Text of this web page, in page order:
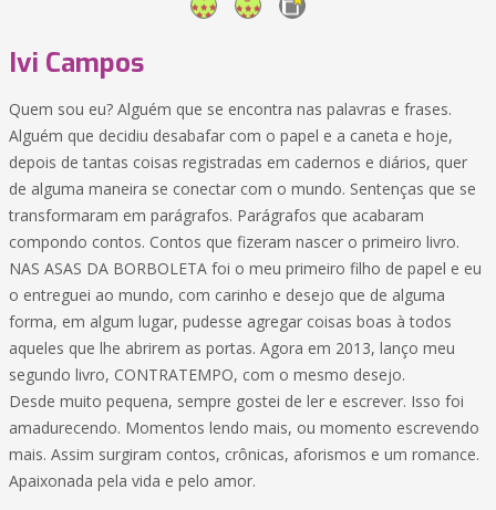
Ivi Campos
Quem sou eu? Alguém que se encontra nas palavras e frases.
Alguém que decidiu desabafar com o papel e a caneta e hoje,
depois de tantas coisas registradas em cadernos e diários, quer
de alguma maneira se conectar com o mundo. Sentenças que se
transformaram em parágrafos. Parágrafos que acabaram
compondo contos. Contos que fizeram nascer o primeiro livro.
NAS ASAS DA BORBOLETA foi o meu primeiro filho de papel e eu
o entreguei ao mundo, com carinho e desejo que de alguma
forma, em algum lugar, pudesse agregar coisas boas à todos
aqueles que lhe abrirem as portas. Agora em 2013, lanço meu
segundo livro, CONTRATEMPO, com o mesmo desejo.
Desde muito pequena, sempre gostei de ler e escrever. Isso foi
amadurecendo. Momentos lendo mais, ou momento escrevendo
mais. Assim surgiram contos, crônicas, aforismos e um romance.
Apaixonada pela vida e pelo amor.